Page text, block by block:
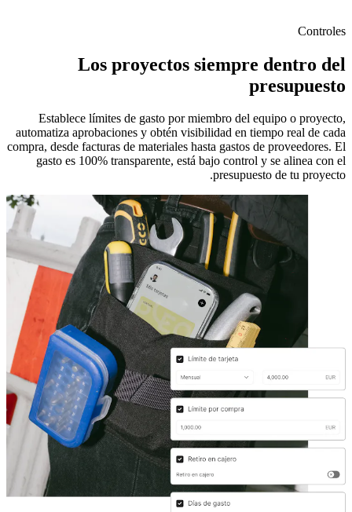
Controles
Los proyectos siempre dentro del
presupuesto
Establece límites de gasto por miembro del equipo o proyecto,
automatiza aprobaciones y obtén visibilidad en tiempo real de cada
compra, desde facturas de materiales hasta gastos de proveedores. El
gasto es 100% transparente, está bajo control y se alinea con el
presupuesto de tu proyecto.